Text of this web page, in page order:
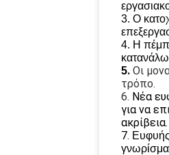
3. Ο
4. Η
5. Οι
τρόπο.
6. Νέα
για να
ακρίβεια.
7.